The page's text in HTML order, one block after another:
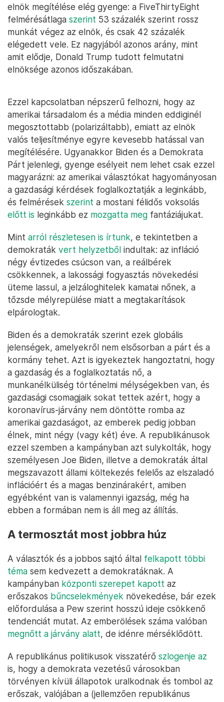
elnök megítélése elég gyenge: a FiveThirtyEight
felmérésátlaga szerint 53 százalék szerint rossz
munkát végez az elnök, és csak 42 százalék
elégedett vele. Ez nagyjából azonos arány, mint
amit elődje, Donald Trump tudott felmutatni
elnöksége azonos időszakában.
Ezzel kapcsolatban népszerű felhozni, hogy az
amerikai társadalom és a média minden eddiginél
megosztottabb (polarizáltabb), emiatt az elnök
valós teljesítménye egyre kevesebb hatással van
megítélésére. Ugyanakkor Biden és a Demokrata
Párt jelenlegi, gyenge esélyeit nem lehet csak ezzel
magyarázni: az amerikai választókat hagyományosan
a gazdasági kérdések foglalkoztatják a leginkább,
és felmérések szerint a mostani félidős voksolás
előtt is leginkább ez mozgatta meg fantáziájukat.
Mint arról részletesen is írtunk, e tekintetben a
demokraták vert helyzetből indultak: az infláció
négy évtizedes csúcson van, a reálbérek
csökkennek, a lakossági fogyasztás növekedési
üteme lassul, a jelzáloghitelek kamatai nőnek, a
tőzsde mélyrepülése miatt a megtakarítások
elpárologtak.
Biden és a demokraták szerint ezek globális
jelenségek, amelyekről nem elsősorban a párt és a
kormány tehet. Azt is igyekeztek hangoztatni, hogy
a gazdaság és a foglalkoztatás nő, a
munkanélküliség történelmi mélységekben van, és
gazdasági csomagjaik sokat tettek azért, hogy a
koronavírus-járvány nem döntötte romba az
amerikai gazdaságot, az emberek pedig jobban
élnek, mint négy (vagy két) éve. A republikánusok
ezzel szemben a kampányban azt sulykolták, hogy
személyesen Joe Biden, illetve a demokraták által
megszavazott állami költekezés felelős az elszaladó
inflációért és a magas benzinárakért, amiben
egyébként van is valamennyi igazság, még ha
ebben a formában nem is áll meg az állítás.
A termosztát most jobbra húz
A választók és a jobbos sajtó által felkapott többi
téma sem kedvezett a demokratáknak. A
kampányban központi szerepet kapott az
erőszakos bűncselekmények növekedése, bár ezek
előfordulása a Pew szerint hosszú ideje csökkenő
tendenciát mutat. Az emberölések száma valóban
megnőtt a járvány alatt, de idénre mérséklődött.
A republikánus politikusok visszatérő szlogenje az
is, hogy a demokrata vezetésű városokban
törvényen kívüli állapotok uralkodnak és tombol az
erőszak, valójában a (jellemzően republikánus